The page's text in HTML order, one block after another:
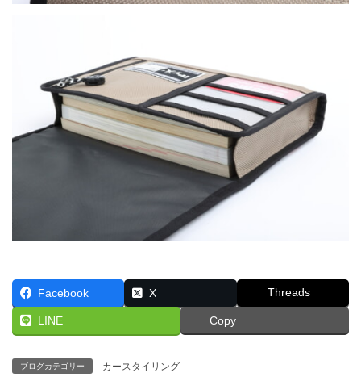
Facebook X Threads
LINE Copy
ブログカテゴリー カースタイリング